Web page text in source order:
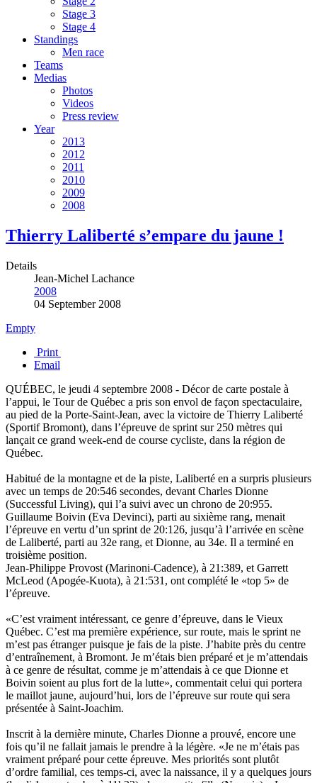
Stage 3
Stage 4
Standings
Men race
Teams
Medias
Photos
Videos
Press review
Year
2013
2012
2011
2010
2009
2008
Thierry Laliberté s’empare du jaune !
Details
Jean-Michel Lachance
2008
04 September 2008
Empty
Print
Email
QUÉBEC, le jeudi 4 septembre 2008 - Décor de carte postale à
l’appui, le Tour de Québec a pris son envol de façon spectaculaire,
au pied de la Porte-Saint-Jean, avec la victoire de Thierry Laliberté
(Sportif Bromont), dans l’épreuve de sprint sur 250 mètres qui
lançait ce grand week-end de course cycliste, dans la région de
Québec.
Habitué de la montagne et de la piste, Laliberté en a surpris plusieurs
avec un temps de 20:546 secondes, devant Charles Dionne
(Successful Living), qui l’a suivi avec un chrono de 20:955.
Guillaume Boivin (Eva Devinci), parti au sixième rang, menait
l’épreuve en vertu d’un sprint de 20:126, jusqu’à l’arrivée en scène
de Laliberté, parti au 32e rang, et Dionne, au 34e. Il a terminé en
troisième position.
Jean-Philippe Provost (Marinoni-Cadence), à 21:389, et Garrett
McLeod (Apogée-Kuota), à 21:531, ont complété le «top 5» de
l’épreuve.
«C’est vraiment intéressant, ce genre d’épreuve, dans le Vieux
Québec. C’est ma première expérience, sur route, mais le sprint ne
m’est pas étranger puisque je fais de la piste. J’habite près du centre
d’entraînement, à Bromont. Je m’étais bien préparé et je m’attendais
à ce genre de résultat, comme je m’attendais à ce que Dionne et
Boivin soient au plus fort de la lutte», commentait celui qui portera
le maillot jaune, aujourd’hui, lors de l’épreuve sur route qui sera
présentée à Saint-Joachim.
Inscrit à la dernière minute, Charles Dionne a prouvé, encore une
fois qu’il ne fallait jamais le prendre à la légère. «Je ne m’étais pas
vraiment préparé pour cette épreuve. Mes priorités sont plutôt
d’ordre familial, ces temps-ci, avec la naissance, il y a quelques jours